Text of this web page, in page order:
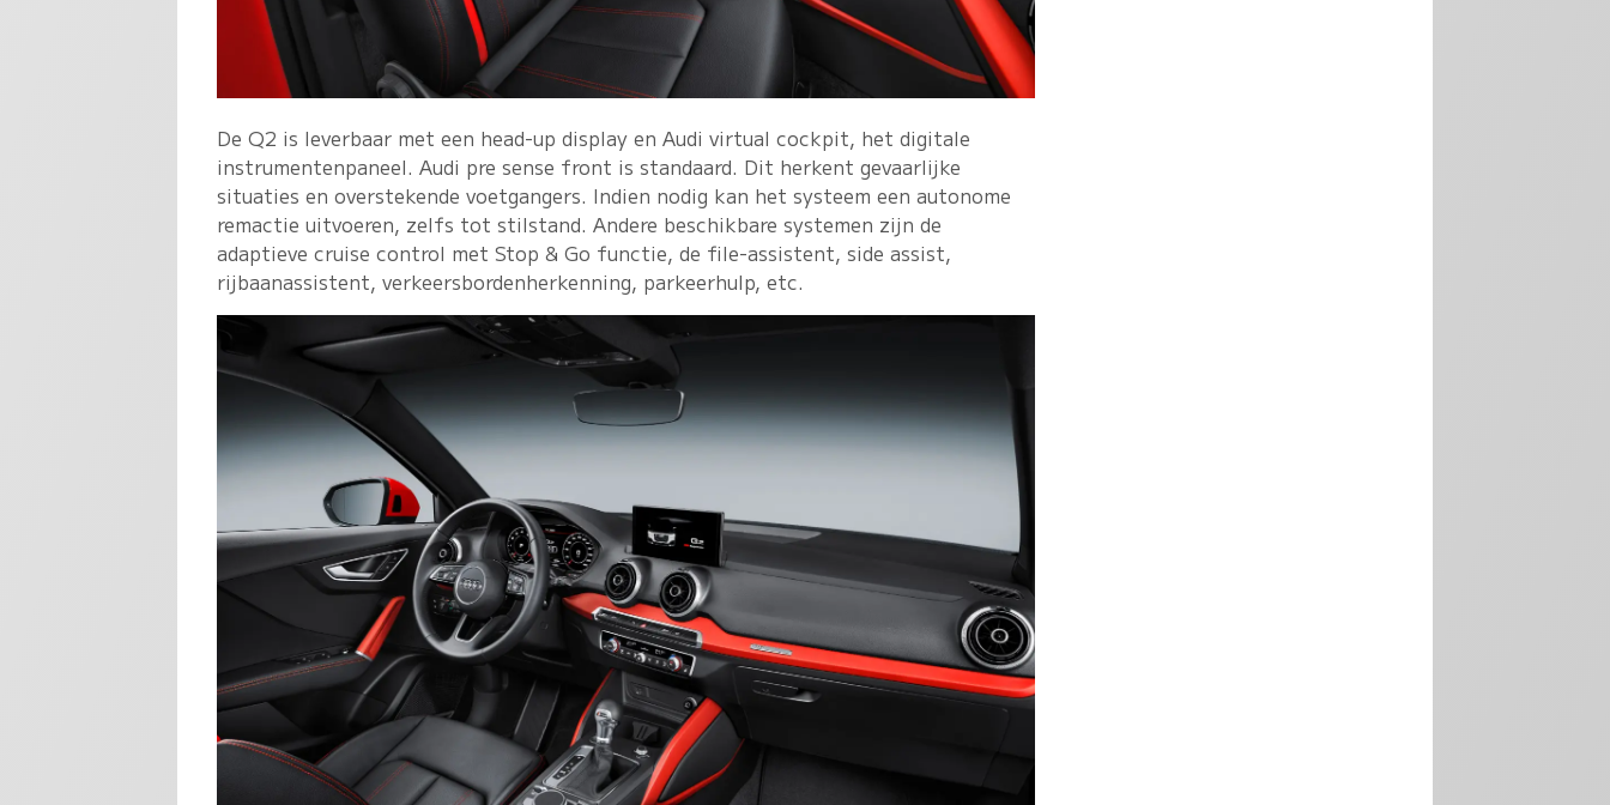
De Q2 is leverbaar met een head-up display en Audi virtual cockpit, het digitale
instrumentenpaneel. Audi pre sense front is standaard. Dit herkent gevaarlijke
situaties en overstekende voetgangers. Indien nodig kan het systeem een autonome
remactie uitvoeren, zelfs tot stilstand. Andere beschikbare systemen zijn de
adaptieve cruise control met Stop & Go functie, de file-assistent, side assist,
rijbaanassistent, verkeersbordenherkenning, parkeerhulp, etc.